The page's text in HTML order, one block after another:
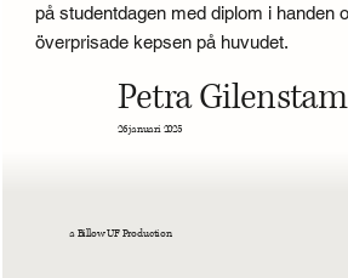
på studentdagen med diplom i handen
överprisade kepsen på huvudet.
Petra Gilenstam
26 januari 2025
a Billow UF Production